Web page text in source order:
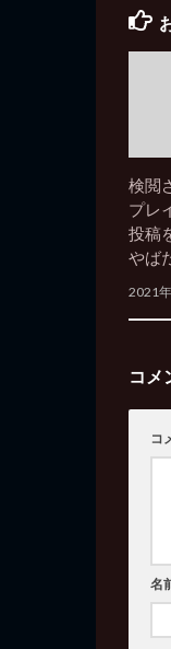
検閲
プレ
投稿
やば
2021
コメ
コ
名